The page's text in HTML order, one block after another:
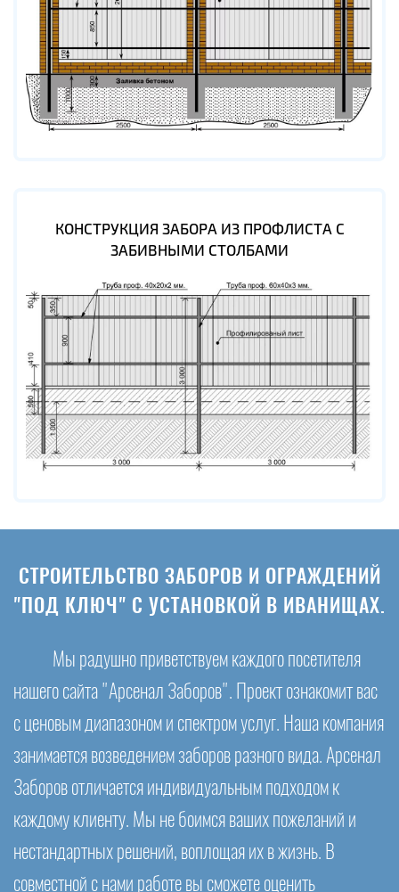
КОНСТРУКЦИЯ ЗАБОРА ИЗ ПРОФЛИСТА С
ЗАБИВНЫМИ СТОЛБАМИ
СТРОИТЕЛЬСТВО ЗАБОРОВ И ОГРАЖДЕНИЙ
"ПОД КЛЮЧ" С УСТАНОВКОЙ В ИВАНИЩАХ.
Мы радушно приветствуем каждого посетителя
нашего сайта "Арсенал Заборов". Проект ознакомит вас
с ценовым диапазоном и спектром услуг. Наша компания
занимается возведением заборов разного вида. Арсенал
Заборов отличается индивидуальным подходом к
каждому клиенту. Мы не боимся ваших пожеланий и
нестандартных решений, воплощая их в жизнь. В
совместной с нами работе вы сможете оценить